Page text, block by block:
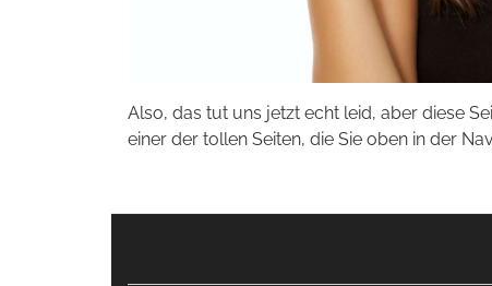
Also, das tut uns jetzt echt leid, aber diese
einer der tollen Seiten, die Sie oben in der